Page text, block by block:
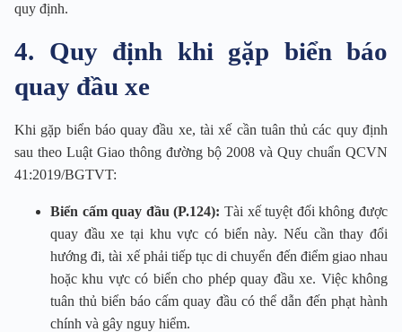
quy định.
4. Quy định khi gặp biển báo
quay đầu xe
Khi gặp biển báo quay đầu xe, tài xế cần tuân thủ các quy định
sau theo Luật Giao thông đường bộ 2008 và Quy chuẩn QCVN
41:2019/BGTVT:
Biển cấm quay đầu (P.124): Tài xế tuyệt đối không được
quay đầu xe tại khu vực có biển này. Nếu cần thay đổi
hướng đi, tài xế phải tiếp tục di chuyển đến điểm giao nhau
hoặc khu vực có biển cho phép quay đầu xe. Việc không
tuân thủ biển báo cấm quay đầu có thể dẫn đến phạt hành
chính và gây nguy hiểm.